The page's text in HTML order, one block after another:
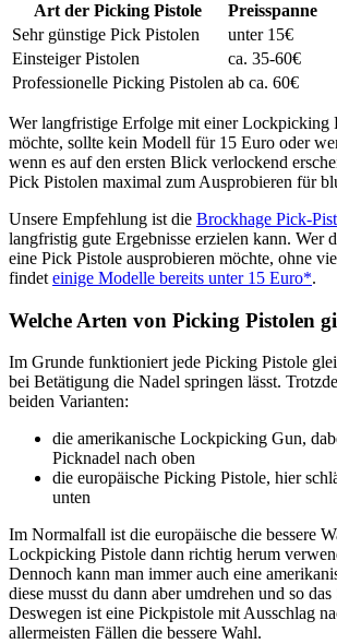
Art der Picking Pistole
Preisspanne
Sehr günstige Pick Pistolen
unter 15€
Einsteiger Pistolen
ca. 35-60€
Professionelle Picking Pistolen ab ca. 60€
Wer langfristige Erfolge mit einer Lockpicking
möchte, sollte kein Modell für 15 Euro oder
wenn es auf den ersten Blick verlockend
Pick Pistolen maximal zum Ausprobieren für
Unsere Empfehlung ist die Brockhage Pick-
langfristig gute Ergebnisse erzielen kann. Wer
eine Pick Pistole ausprobieren möchte, ohne
findet einige Modelle bereits unter 15 Euro*.
Welche Arten von Picking Pistolen
Im Grunde funktioniert jede Picking Pistole
bei Betätigung die Nadel springen lässt.
beiden Varianten:
die amerikanische Lockpicking Gun,
Picknadel nach oben
die europäische Picking Pistole, hier
unten
Im Normalfall ist die europäische die bessere
Lockpicking Pistole dann richtig herum
Dennoch kann man immer auch eine
diese musst du dann aber umdrehen und so
Deswegen ist eine Pickpistole mit Ausschlag
allermeisten Fällen die bessere Wahl.